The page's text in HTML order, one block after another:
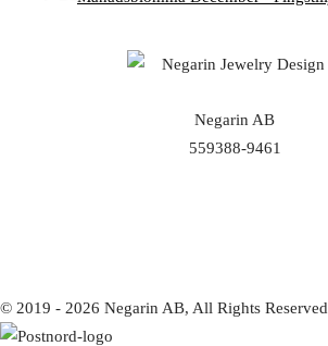
Negarin AB
559388-9461
© 2019 - 2026 Negarin AB, All Rights Reserved